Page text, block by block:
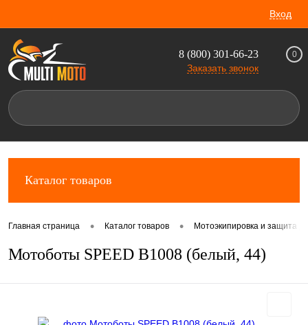
Вход
8 (800) 301-66-23
Заказать звонок
0
Каталог товаров
Главная страница • Каталог товаров • Мотоэкипировка и защита
Мотоботы SPEED B1008 (белый, 44)